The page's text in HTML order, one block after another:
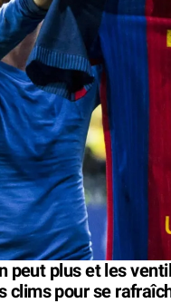
peut plus et les
clims pour se